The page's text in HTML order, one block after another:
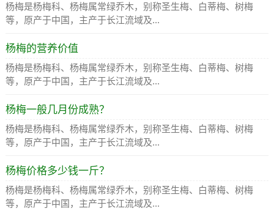
杨梅是杨梅科、杨梅属常绿乔木，别称圣生梅、白蒂梅、树梅
等，原产于中国，主产于长江流域及...
杨梅的营养价值
杨梅是杨梅科、杨梅属常绿乔木，别称圣生梅、白蒂梅、树梅
等，原产于中国，主产于长江流域及...
杨梅一般几月份成熟？
杨梅是杨梅科、杨梅属常绿乔木，别称圣生梅、白蒂梅、树梅
等，原产于中国，主产于长江流域及...
杨梅价格多少钱一斤？
杨梅是杨梅科、杨梅属常绿乔木，别称圣生梅、白蒂梅、树梅
等，原产于中国，主产于长江流域及...